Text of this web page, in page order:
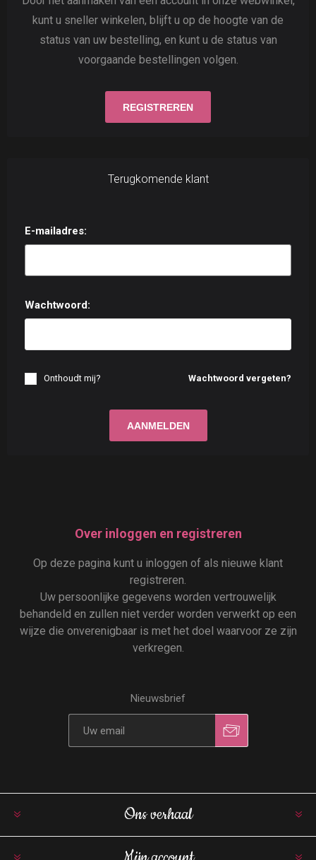
kunt u sneller winkelen, blijft u op de hoogte van de
status van uw bestelling, en kunt u de status van
voorgaande bestellingen volgen.
Terugkomende klant
E-mailadres:
Wachtwoord:
Wachtwoord vergeten?
Onthoudt mij?
Over inloggen en registreren
Op deze pagina kunt u inloggen of als nieuwe klant
registreren.
Uw persoonlijke gegevens worden vertrouwelijk
behandeld en zullen niet verder worden verwerkt op een
wijze die onverenigbaar is met het doel waarvoor ze zijn
verkregen.
Nieuwsbrief
Ons verhaal